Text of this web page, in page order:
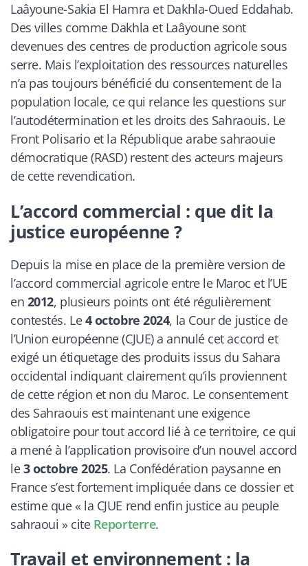
Laâyoune-Sakia El Hamra et Dakhla-Oued Eddahab.
Des villes comme Dakhla et Laâyoune sont
devenues des centres de production agricole sous
serre. Mais l’exploitation des ressources naturelles
n’a pas toujours bénéficié du consentement de la
population locale, ce qui relance les questions sur
l’autodétermination et les droits des Sahraouis. Le
Front Polisario et la République arabe sahraouie
démocratique (RASD) restent des acteurs majeurs
de cette revendication.
L’accord commercial : que dit la
justice européenne ?
Depuis la mise en place de la première version de
l’accord commercial agricole entre le Maroc et l’UE
en 2012, plusieurs points ont été régulièrement
contestés. Le4 octobre 2024, la Cour de justice de
l’Union européenne (CJUE) a annulé cet accord et
exigé un étiquetage des produits issus du Sahara
occidental indiquant clairement qu’ils proviennent
de cette région et non du Maroc. Le consentement
des Sahraouis est maintenant une exigence
obligatoire pour tout accord lié à ce territoire, ce qui
a mené à l’application provisoire d’un nouvel accord
le3 octobre 2025. La Confédération paysanne en
France s’est fortement impliquée dans ce dossier et
estime que « la CJUE rend enfin justice au peuple
sahraoui » cite Reporterre.
Travail et environnement : la